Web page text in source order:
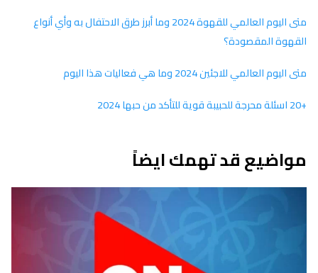
متى اليوم العالمي للقهوة 2024 وما أبرز طرق الاحتفال به وأي أنواع
القهوة المقصودة؟
متى اليوم العالمي للاجئين 2024 وما هي فعاليات هذا اليوم
+20 اسئلة محرجة للحبيبة قوية للتأكد من حبها 2024
مواضيع قد تهمك ايضاً